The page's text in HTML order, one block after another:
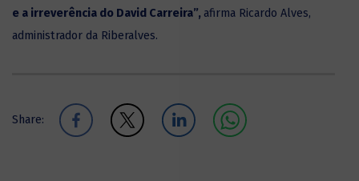
e a irreverência do David Carreira”, afirma Ricardo Alves,
administrador da Riberalves.
Share: